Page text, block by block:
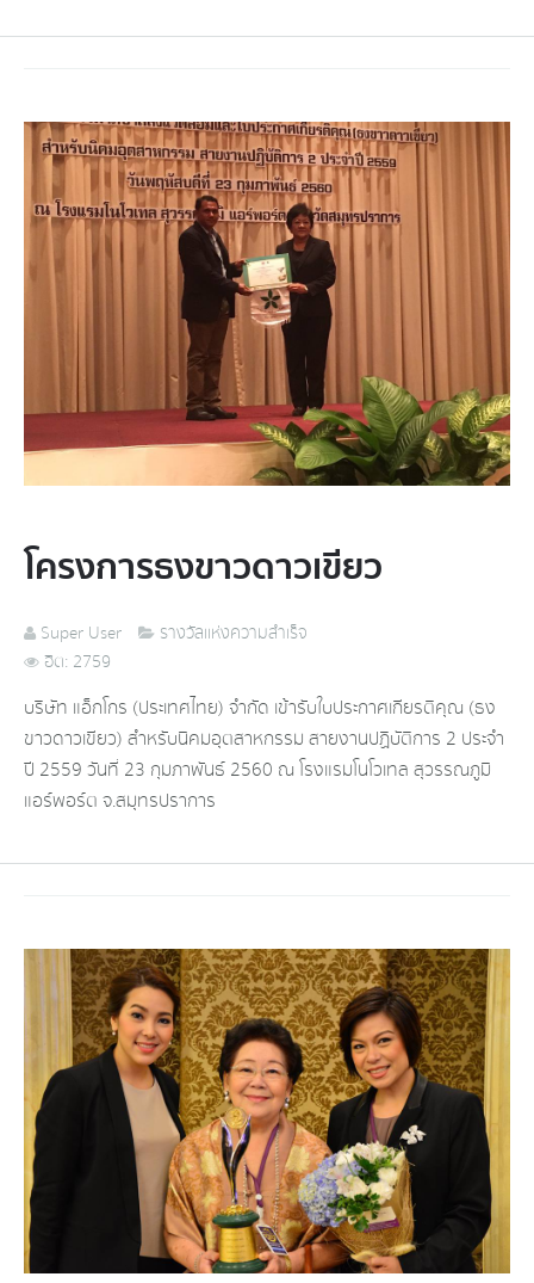
โครงการธงขาวดาวเขียว
Super User
รางวัลแห่งความสำเร็จ
ฮิต: 2759
บริษัท แอ็กโกร (ประเทศไทย) จำกัด เข้ารับใบประกาศเกียรติคุณ (ธง
ขาวดาวเขียว) สำหรับนิคมอุตสาหกรรม สายงานปฏิบัติการ 2 ประจำ
ปี 2559 วันที่ 23 กุมภาพันธ์ 2560 ณ โรงแรมโนโวเทล สุวรรณภูมิ
แอร์พอร์ต จ.สมุทรปราการ